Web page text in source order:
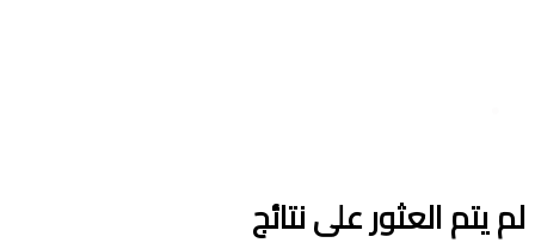
عن
يتم العثور على نتائج